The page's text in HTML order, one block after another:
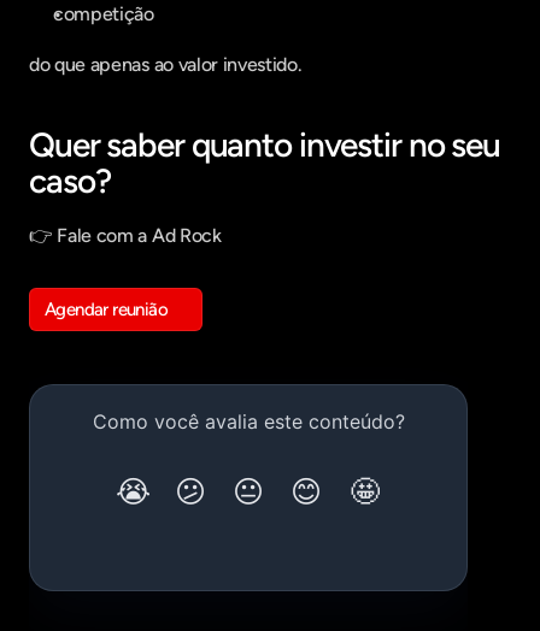
competição
do que apenas ao valor investido.
Quer saber quanto investir no seu
caso?
👉 Fale com a Ad Rock
Agendar reunião
Get in touch